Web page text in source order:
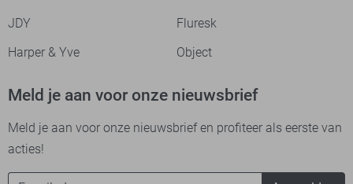
JDY
Fluresk
Harper & Yve
Object
Meld je aan voor onze nieuwsbrief
Meld je aan voor onze nieuwsbrief en profiteer als eerste van
acties!